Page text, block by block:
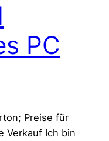
PC
Preise für
Verkauf Ich bin